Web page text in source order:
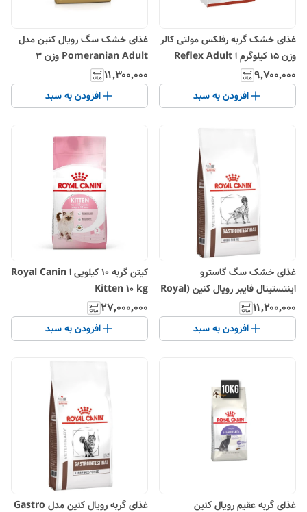
غذای خشک گربه رفلکس مولتی کالر
وزن 15 کیلوگرم ا Reflex Adult
Cat Food 15 Kg
۹٬۷۰۰٬۰۰۰
افزودن به سبد
غذای خشک سگ رویال کنین مدل
Pomeranian Adult وزن 3
کیلوگرم ا royal canin
pomeranian adult
۱۱٬۳۰۰٬۰۰۰
افزودن به سبد
غذای خشک سگ گاسترو
اینتستینال فایبر رویال کنین (Royal
Canin Gastro Fiber
Response) وزن 2 کیلوگرم
۱۱٬۲۰۰٬۰۰۰
افزودن به سبد
کیتن گربه 10 کیلویی ا Royal Canin
Kitten 10 kg
۲۷٬۰۰۰٬۰۰۰
افزودن به سبد
غذای گربه عقیم رویال کنین غذای گربه رویال کنین مدل Gastro